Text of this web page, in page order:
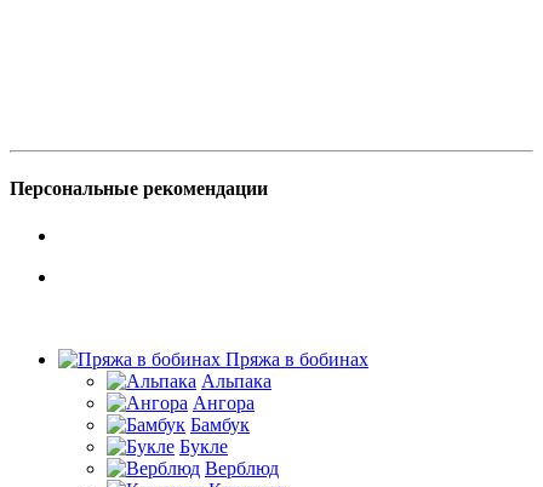
Персональные рекомендации
Пряжа в бобинах
Альпака
Ангора
Бамбук
Букле
Верблюд